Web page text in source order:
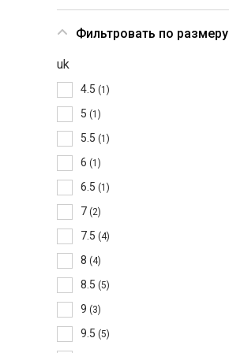
Фильтровать по размеру
uk
4.5 (1)
5 (1)
5.5 (1)
6 (1)
6.5 (1)
7 (2)
7.5 (4)
8 (4)
8.5 (5)
9 (3)
9.5 (5)